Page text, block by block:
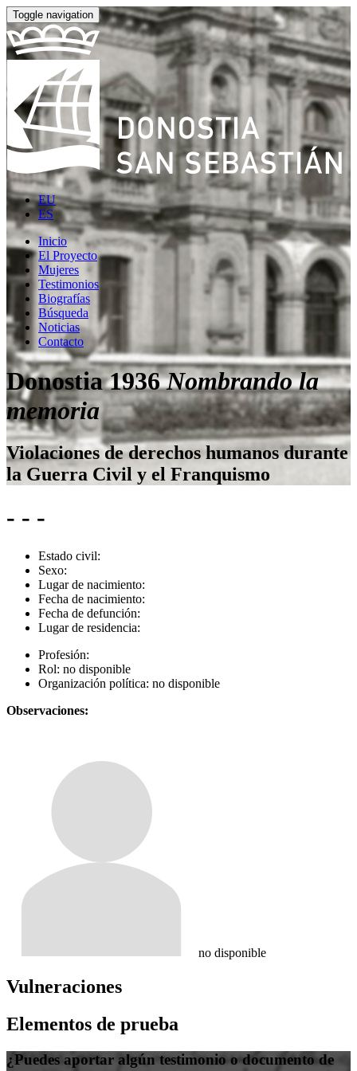
Toggle navigation
EU
ES
Inicio
El Proyecto
Mujeres
Testimonios
Biografías
Búsqueda
Noticias
Contacto
Donostia 1936Nombrando la
memoria
Violaciones de derechos humanos durante
la Guerra Civil y el Franquismo
- - -
Estado civil:
Sexo:
Lugar de nacimiento:
Fecha de nacimiento:
Fecha de defunción:
Lugar de residencia:
Profesión:
Rol: no disponible
Organización política: no disponible
Observaciones:
no disponible
Vulneraciones
Elementos de prueba
¿Puedes aportar algún testimonio o documento de